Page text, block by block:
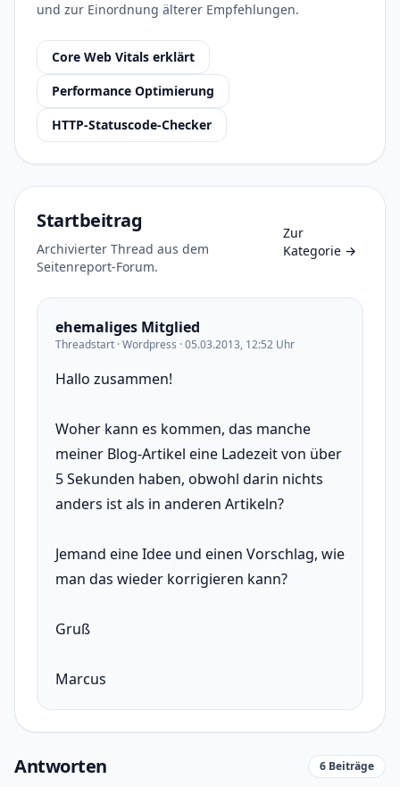
und zur Einordnung älterer Empfehlungen.
Core Web Vitals erklärt
Performance Optimierung
HTTP-Statuscode-Checker
Startbeitrag
Archivierter Thread aus dem
Seitenreport-Forum.
Zur
Kategorie →
ehemaliges Mitglied
Threadstart · Wordpress · 05.03.2013, 12:52 Uhr
Hallo zusammen!
Woher kann es kommen, das manche
meiner Blog-Artikel eine Ladezeit von über
5 Sekunden haben, obwohl darin nichts
anders ist als in anderen Artikeln?
Jemand eine Idee und einen Vorschlag, wie
man das wieder korrigieren kann?
Gruß
Marcus
Antworten 6 Beiträge